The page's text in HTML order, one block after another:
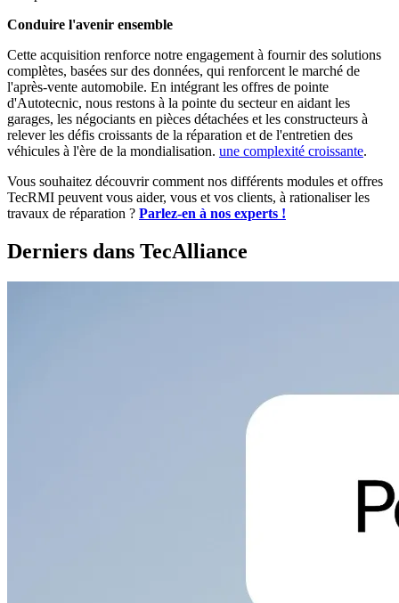
Conduire l'avenir ensemble
Cette acquisition renforce notre engagement à fournir des solutions
complètes, basées sur des données, qui renforcent le marché de
l'après-vente automobile. En intégrant les offres de pointe
d'Autotecnic, nous restons à la pointe du secteur en aidant les
garages, les négociants en pièces détachées et les constructeurs à
relever les défis croissants de la réparation et de l'entretien des
véhicules à l'ère de la mondialisation. une complexité croissante.
Vous souhaitez découvrir comment nos différents modules et offres
TecRMI peuvent vous aider, vous et vos clients, à rationaliser les
travaux de réparation ? Parlez-en à nos experts !
Derniers dans TecAlliance